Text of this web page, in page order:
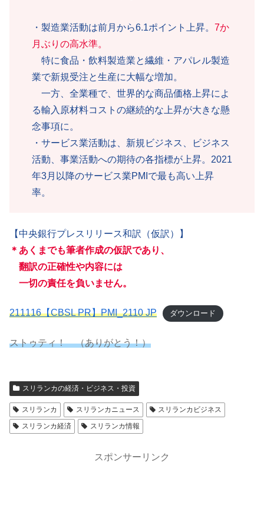
・製造業活動は前月から6.1ポイント上昇。 7か
月ぶりの高水準。
特に食品・飲料製造業と繊維・アパレル製造
業で新規受注と生産に大幅な増加。
一方、全業種で、世界的な商品価格上昇によ
る輸入原材料コストの継続的な上昇が大きな懸
念事項に。
・サービス業活動は、新規ビジネス、ビジネス
活動、事業活動への期待の各指標が上昇。2021
年3月以降のサービス業PMIで最も高い上昇
率。
【中央銀行プレスリリース和訳（仮訳）】
＊ あくまでも筆者作成の仮訳であり 、
翻訳の正確性や内容には
一切の責任を負いません。
211116【CBSL PR】PMI_2110 JP ダウンロード
ストゥティ！ （ありがとう！）
スリランカの経済・ビジネス・投資
スリランカ スリランカニュース
スリランカビジネス
スリランカ経済
スリランカ情報
スポンサーリンク